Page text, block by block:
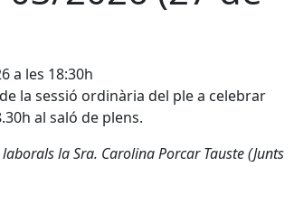
a les 18:30h
la sessió ordinària del ple a celebrar
al saló de plens.
la Sra. Carolina Porcar Tauste (Junts